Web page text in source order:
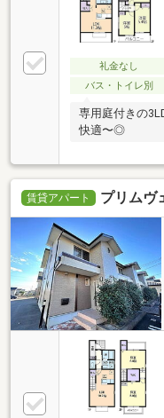
礼金なし
バス・トイレ別
専用庭付きの
快適〜◎
賃貸アパート プリム